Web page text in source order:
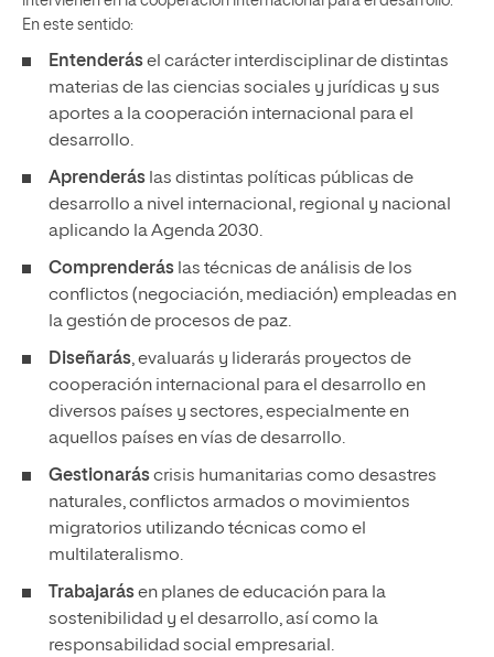
En este sentido:
Entenderásel carácter interdisciplinar de distintas
materias de las ciencias sociales y jurídicas y sus
aportes a la cooperación internacional para el
desarrollo.
Aprenderás las distintas políticas públicas de
desarrollo a nivel internacional, regional y nacional
aplicando la Agenda 2030.
Comprenderás las técnicas de análisis de los
conflictos (negociación, mediación) empleadas en
la gestión de procesos de paz.
Diseñarás, evaluarás y liderarás proyectos de
cooperación internacional para el desarrollo en
diversos países y sectores, especialmente en
aquellos países en vías de desarrollo.
Gestionaráscrisis humanitarias como desastres
naturales, conflictos armados o movimientos
migratorios utilizando técnicas como el
multilateralismo.
Trabajarásen planes de educación para la
sostenibilidad y el desarrollo, así como la
responsabilidad social empresarial.